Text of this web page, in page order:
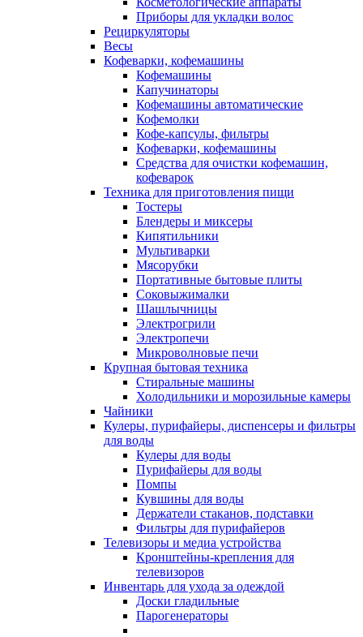
Приборы для укладки волос
Рециркуляторы
Весы
Кофеварки, кофемашины
Кофемашины
Капучинаторы
Кофемашины автоматические
Кофемолки
Кофе-капсулы, фильтры
Кофеварки, кофемашины
Средства для очистки кофемашин,
кофеварок
Техника для приготовления пищи
Тостеры
Блендеры и миксеры
Кипятильники
Мультиварки
Мясорубки
Портативные бытовые плиты
Соковыжималки
Шашлычницы
Электрогрили
Электропечи
Микроволновые печи
Крупная бытовая техника
Стиральные машины
Холодильники и морозильные камеры
Чайники
Кулеры, пурифайеры, диспенсеры и фильтры
для воды
Кулеры для воды
Пурифайеры для воды
Помпы
Кувшины для воды
Держатели стаканов, подставки
Фильтры для пурифайеров
Телевизоры и медиа устройства
Кронштейны-крепления для
телевизоров
Инвентарь для ухода за одеждой
Доски гладильные
Парогенераторы